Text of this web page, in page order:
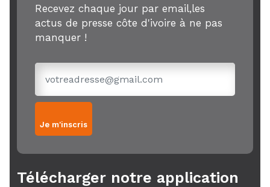
Recevez chaque jour par email,les
actus de presse côte d'ivoire à ne pas
manquer !
Je m'inscris
Télécharger notre application